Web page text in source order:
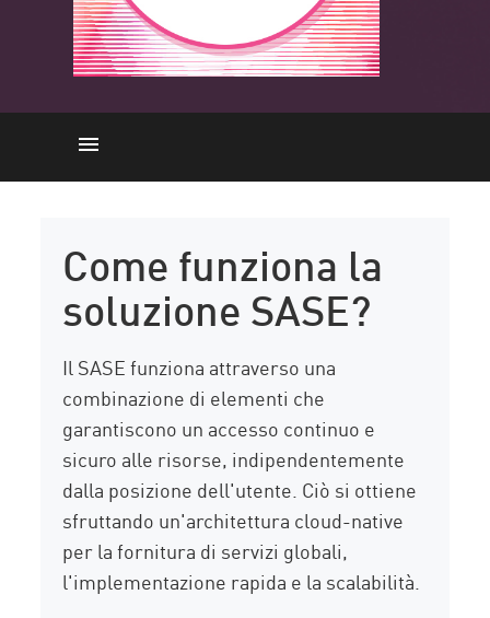
Vantaggi
Security Solution
SFIDE
Implementazione SASE
BEST PRACTICE
Soluzione
Risorse
Come funziona la
soluzione SASE?
Il SASE funziona attraverso una
combinazione di elementi che
garantiscono un accesso continuo e
sicuro alle risorse, indipendentemente
dalla posizione dell'utente. Ciò si ottiene
sfruttando un'architettura cloud-native
per la fornitura di servizi globali,
l'implementazione rapida e la scalabilità.